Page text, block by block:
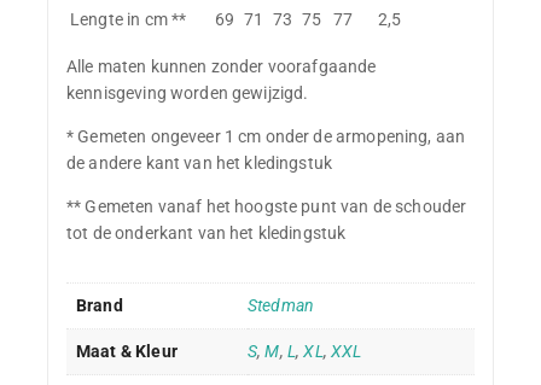
Lengte in cm ** 69 71 73 75 77 2,5
Alle maten kunnen zonder voorafgaande
kennisgeving worden gewijzigd.
* Gemeten ongeveer 1 cm onder de armopening, aan
de andere kant van het kledingstuk
** Gemeten vanaf het hoogste punt van de schouder
tot de onderkant van het kledingstuk
Brand Stedman
Maat & Kleur S,M, L,XL,XXL